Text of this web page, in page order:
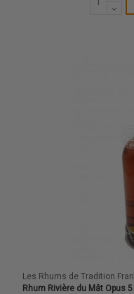
Les Rhums de Tradition
Rhum Rivière du Mât Opus 5